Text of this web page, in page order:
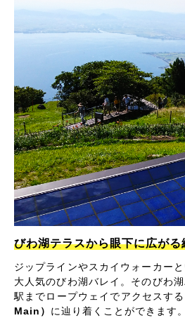
びわ湖テラスから眼下に広がる
ジップラインやスカイウォーカー
大人気のびわ湖バレイ。そのびわ
駅までロープウェイでアクセスする
Main） に辿り着くことができます。